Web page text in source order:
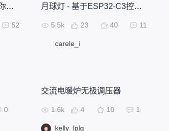
【常亮24天】 低功耗-迷你桌面时钟
52
月球灯 - 基于ESP32-C3控制器
5.5k 23 40 11
carele_i
0
交流电暖炉无极调压器
1.6k 4 10 1
kelly_lplq